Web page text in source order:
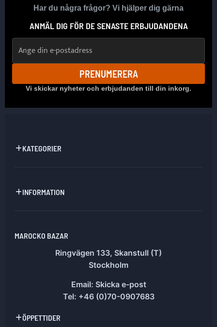
Har du några frågor? Vi hjälper dig gärna
ANMÄL DIG FÖR DE SENASTE ERBJUDANDENA
PRENUMERERA
Vi skickar nyheter och erbjudanden till din inkorg.
KATEGORIER
INFORMATION
MAROCKO BAZAR
Ringvägen 133, Skanstull (T)
Stockholm
Email: Skicka e-post
Tel: +46 (0)70-0907683
ÖPPETTIDER